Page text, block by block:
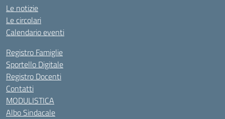
Le notizie
Le circolari
Calendario eventi
Registro Famiglie
Sportello Digitale
Registro Docenti
Contatti
MODULISTICA
Albo Sindacale